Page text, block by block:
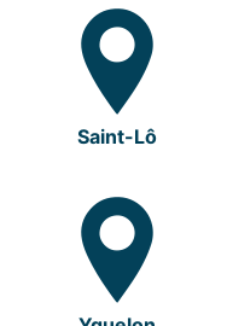
Saint-Lô